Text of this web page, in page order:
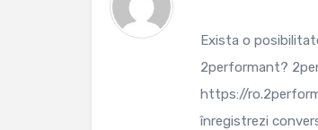
Exista o
2performant?
https://
înregistrezi